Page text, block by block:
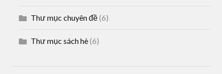
Thư mục chuyên đề(6)
Thư mục sách hè(6)